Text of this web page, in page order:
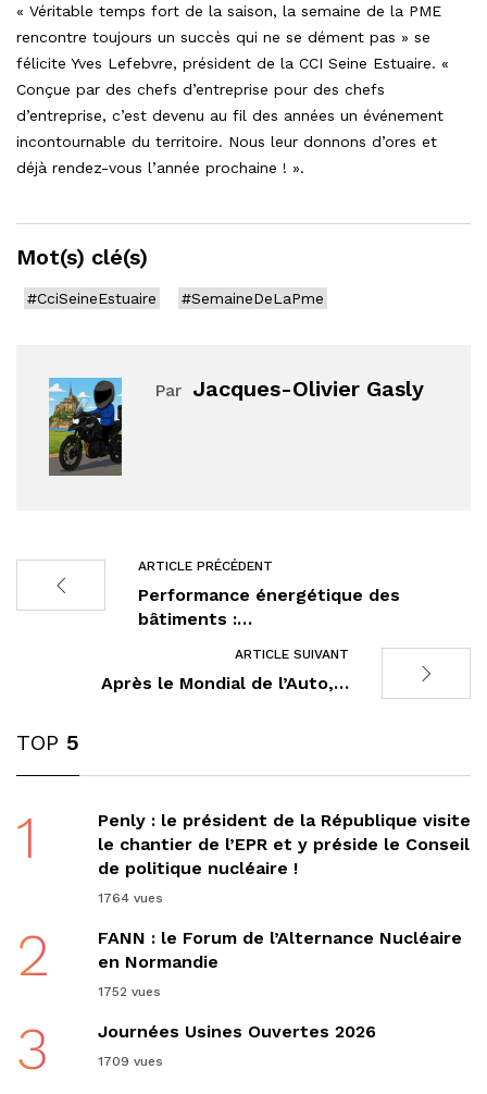
« Véritable temps fort de la saison, la semaine de la PME
rencontre toujours un succès qui ne se dément pas » se
félicite Yves Lefebvre, président de la CCI Seine Estuaire. «
Conçue par des chefs d’entreprise pour des chefs
d’entreprise, c’est devenu au fil des années un événement
incontournable du territoire. Nous leur donnons d’ores et
déjà rendez-vous l’année prochaine ! ».
Mot(s) clé(s)
#CciSeineEstuaire #SemaineDeLaPme
Par Jacques-Olivier Gasly
ARTICLE PRÉCÉDENT
Performance énergétique des
bâtiments :…
ARTICLE SUIVANT
Après le Mondial de l’Auto,…
TOP 5
1
Penly : le président de la République visite
le chantier de l’EPR et y préside le Conseil
de politique nucléaire !
1764 vues
2
FANN : le Forum de l’Alternance Nucléaire
en Normandie
1752 vues
3 Journées Usines Ouvertes 2026
1709 vues